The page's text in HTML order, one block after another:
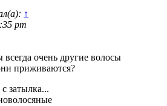
↑
pm
всегда очень другие волосы
приживаются?
затылка...